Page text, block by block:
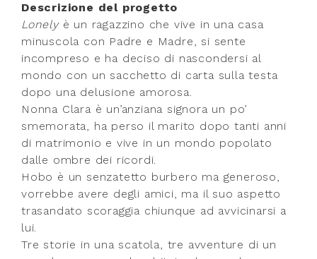
Descrizione del progetto
Lonelyè un ragazzino che vive in una casa
minuscola con Padre e Madre, si sente
incompreso e ha deciso di nascondersi al
mondo con un sacchetto di carta sulla testa
dopo una delusione amorosa.
Nonna Clara è un’anziana signora un po’
smemorata, ha perso il marito dopo tanti anni
di matrimonio e vive in un mondo popolato
dalle ombre dei ricordi.
Hobo è un senzatetto burbero ma generoso,
vorrebbe avere degli amici, ma il suo aspetto
trasandato scoraggia chiunque ad avvicinarsi a
lui.
Tre storie in una scatola, tre avventure di un